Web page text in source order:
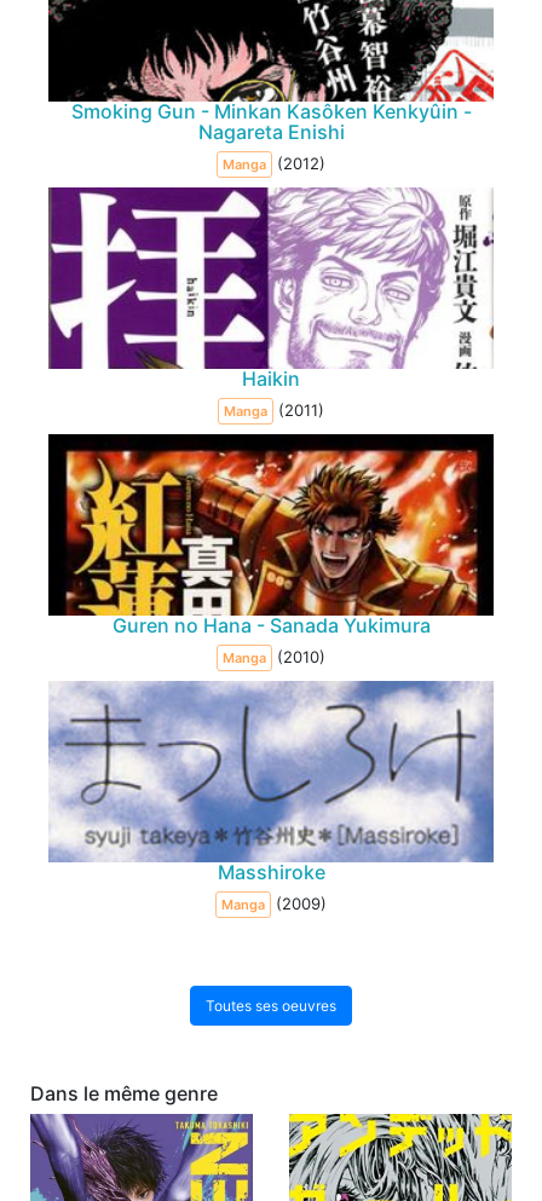
Smoking Gun - Minkan Kasôken Kenkyûin -
Nagareta Enishi
Manga (2012)
Haikin
Manga (2011)
Guren no Hana - Sanada Yukimura
Manga (2010)
Masshiroke
Manga (2009)
Toutes ses oeuvres
Dans le même genre